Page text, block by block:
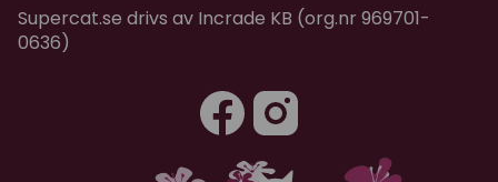
Supercat.se drivs av Incrade KB (org.nr 969701-
0636)